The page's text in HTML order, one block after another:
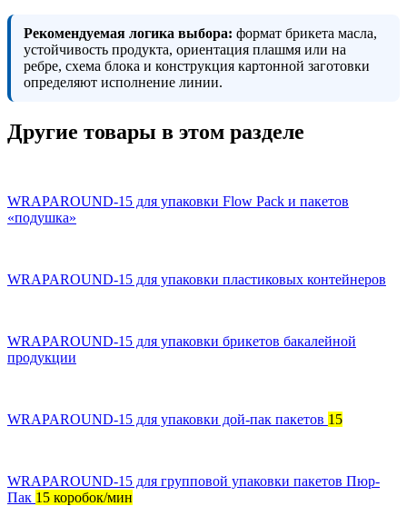
Рекомендуемая логика выбора: формат брикета масла,
устойчивость продукта, ориентация плашмя или на
ребре, схема блока и конструкция картонной заготовки
определяют исполнение линии.
Другие товары в этом разделе
WRAPAROUND-15 для упаковки Flow Pack и пакетов
«подушка»
WRAPAROUND-15 для упаковки пластиковых контейнеров
WRAPAROUND-15 для упаковки брикетов бакалейной
продукции
WRAPAROUND-15 для упаковки дой-пак пакетов 15
WRAPAROUND-15 для групповой упаковки пакетов Пюр-
Пак 15 коробок/мин